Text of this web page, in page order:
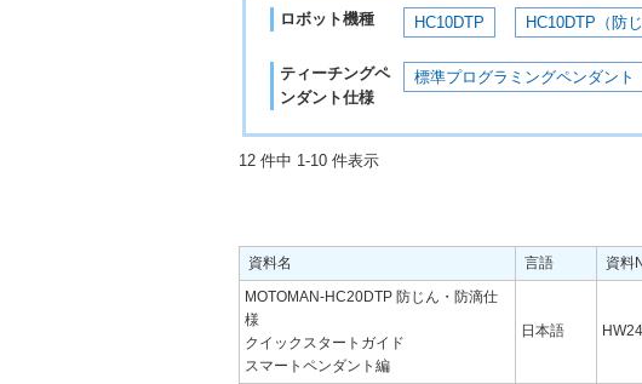
ロボット機種 HC10DTP HC10DTP（防
ティーチングペ
ンダント仕様
標準プログラミングペンダント
12 件中 1-10 件表示
資料名 言語 資料
MOTOMAN-HC20DTP 防じん・防滴仕
様
クイックスタートガイド
スマートペンダント編
日本語